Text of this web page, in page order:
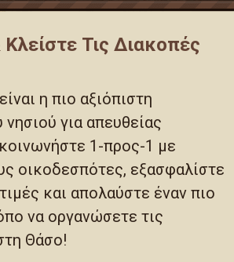
Τις Διακοπές
η πιο αξιόπιστη
για απευθείας
1-προς-1 με
οικοδεσπότες, εξασφαλίστε
και απολαύστε έναν πιο
να οργανώσετε τις
Θάσο!